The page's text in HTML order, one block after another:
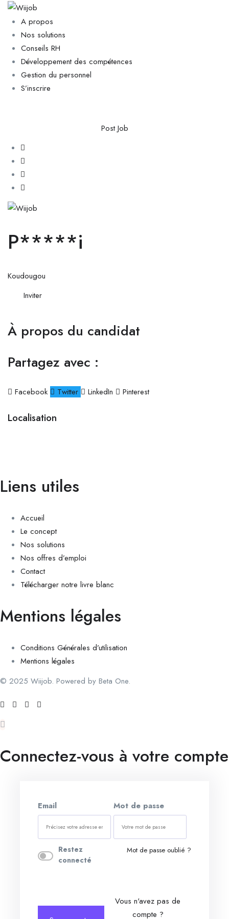
A propos
Nos solutions
Conseils RH
Développement des compétences
Gestion du personnel
S’inscrire
Post Job
P*****i
Koudougou
Inviter
À propos du candidat
Partagez avec :
Facebook Twitter LinkedIn Pinterest
Localisation
Liens utiles
Accueil
Le concept
Nos solutions
Nos offres d’emploi
Contact
Télécharger notre livre blanc
Mentions légales
Conditions Générales d’utilisation
Mentions légales
© 2025 Wiijob. Powered by Beta One.
Connectez-vous à votre compte
Email Mot de passe
Restez
connecté
Mot de passe oublié ?
Vous n'avez pas de
compte ?